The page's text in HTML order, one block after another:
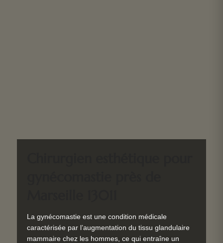
La gynécomastie est une condition médicale
caractérisée par l’augmentation du tissu glandulaire
mammaire chez les hommes, ce qui entraîne un